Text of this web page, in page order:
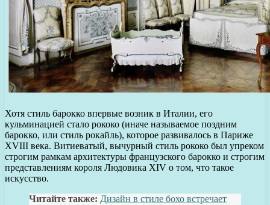
Хотя стиль барокко впервые возник в Италии, его
кульминацией стало рококо (иначе называемое поздним
барокко, или стиль рокайль), которое развивалось в Париже
XVIII века. Витиеватый, вычурный стиль рококо был упреком
строгим рамкам архитектуры французского барокко и строгим
представлениям короля Людовика XIV о том, что такое
искусство.
Читайте также: Дизайн в стиле бохо встречает